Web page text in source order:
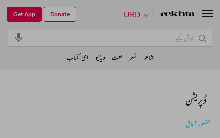
ڈپریشن
منصور آفاق
URD
Get App Donate
شاعر شعر لغت ویڈیو ای-کتاب